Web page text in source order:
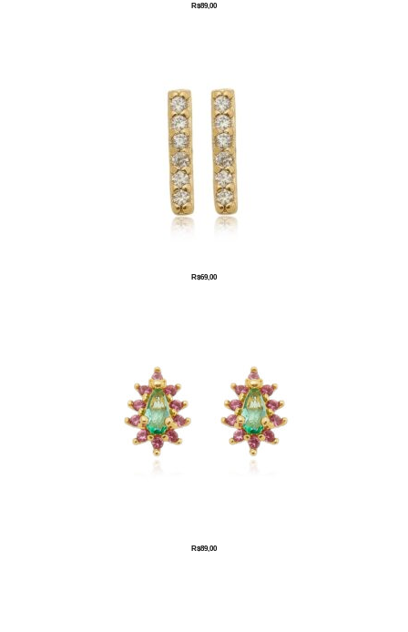
R$89,00
R$69,00
R$89,00